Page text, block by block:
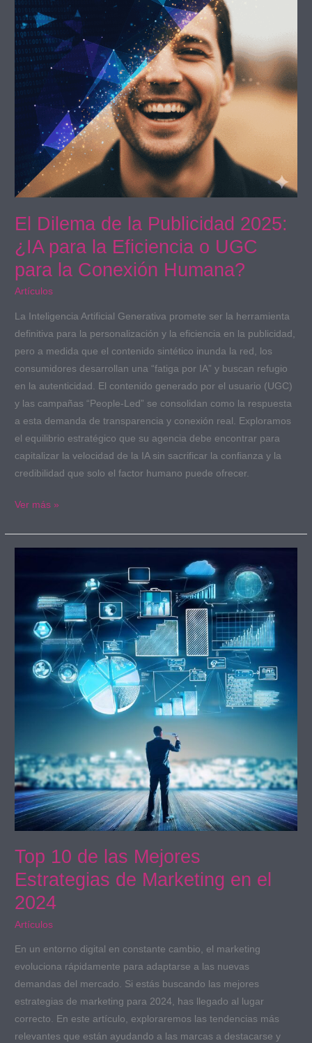
El Dilema de la Publicidad 2025:
¿IA para la Eficiencia o UGC
para la Conexión Humana?
Artículos
La Inteligencia Artificial Generativa promete ser la herramienta
definitiva para la personalización y la eficiencia en la publicidad,
pero a medida que el contenido sintético inunda la red, los
consumidores desarrollan una “fatiga por IA” y buscan refugio
en la autenticidad. El contenido generado por el usuario (UGC)
y las campañas “People-Led” se consolidan como la respuesta
a esta demanda de transparencia y conexión real. Exploramos
el equilibrio estratégico que su agencia debe encontrar para
capitalizar la velocidad de la IA sin sacrificar la confianza y la
credibilidad que solo el factor humano puede ofrecer.
2025:
¿IA
para
la
Eficiencia
Conexión
Humana?
Ver más »
Top 10 de las Mejores
Estrategias de Marketing en el
2024
Artículos
En un entorno digital en constante cambio, el marketing
evoluciona rápidamente para adaptarse a las nuevas
demandas del mercado. Si estás buscando las mejores
estrategias de marketing para 2024, has llegado al lugar
correcto. En este artículo, exploraremos las tendencias más
relevantes que están ayudando a las marcas a destacarse y
Mejores
Estrategias
Marketing